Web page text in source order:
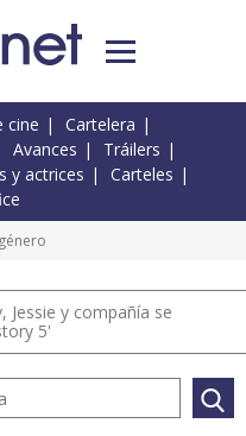
cine
Cartelera
Avances
Tráilers
y actrices
Carteles
Jessie y compañía se
5'